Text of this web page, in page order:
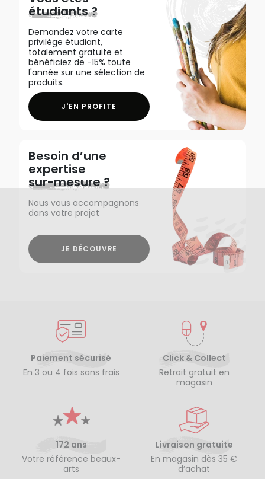
étudiants ?
Demandez votre carte
privilège étudiant,
totalement gratuite et
bénéficiez de -15% toute
l'année sur une sélection de
produits.
J'EN PROFITE
Besoin d’une
expertise
sur-mesure ?
Nous vous accompagnons
dans votre projet
JE DÉCOUVRE
Paiement sécurisé
En 3 ou 4 fois sans frais
Click & Collect
Retrait gratuit en
magasin
172 ans
Votre référence beaux-
arts
Livraison gratuite
En magasin dès 35 €
d’achat